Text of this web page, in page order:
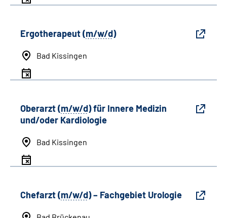
Ergotherapeut (m/w/d)
Bad Kissingen
Oberarzt (m/w/d) für Innere Medizin
und/oder Kardiologie
Bad Kissingen
Chefarzt (m/w/d) – Fachgebiet Urologie